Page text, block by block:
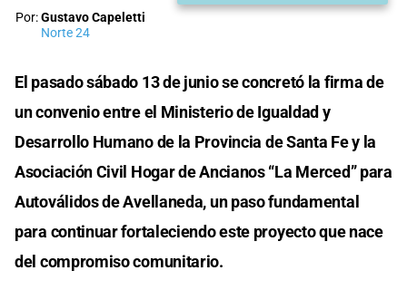
Por:Gustavo Capeletti
Norte 24
El pasado sábado 13 de junio se concretó la firma de
un convenio entre el Ministerio de Igualdad y
Desarrollo Humano de la Provincia de Santa Fe y la
Asociación Civil Hogar de Ancianos “La Merced” para
Autoválidos de Avellaneda, un paso fundamental
para continuar fortaleciendo este proyecto que nace
del compromiso comunitario.